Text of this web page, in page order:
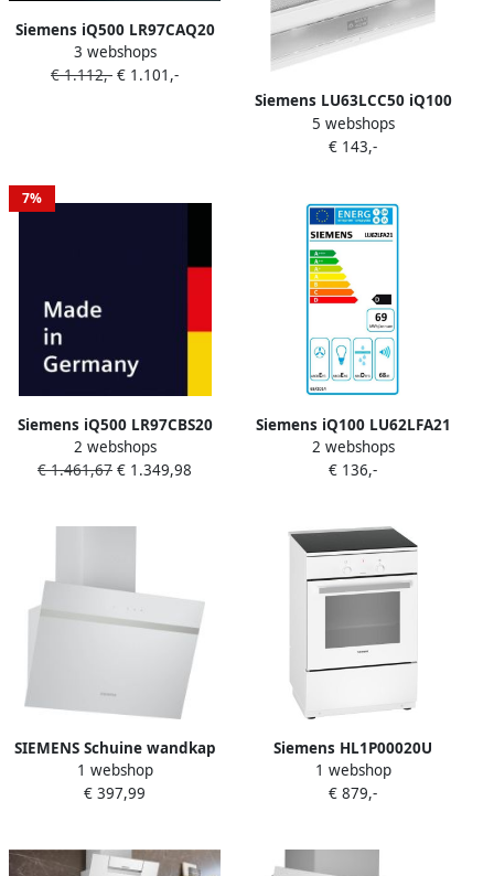
Siemens iQ500 LR97CAQ20
plafond afzuigkap wit
3 webshops
€ 1.112,- € 1.101,-
Siemens LU63LCC50 iQ100
Afzuigkap Onderbouw
afzuigkap 60 cm Wit
5 webshops
€ 143,-
7%
Siemens iQ500 LR97CBS20
afzuigkap Plafond inbouw
Zwart Wit 760 m³ uur A
2 webshops
€ 1.461,67 € 1.349,98
Siemens iQ100 LU62LFA21
afzuigkap 250 m³ uur
Onderbouw Wit D
2 webshops
€ 136,-
SIEMENS Schuine wandkap
LC65KDK20
1 webshop
€ 397,99
Siemens HL1P00020U
extraKlasse Inductie fornuis
Wit
1 webshop
€ 879,-